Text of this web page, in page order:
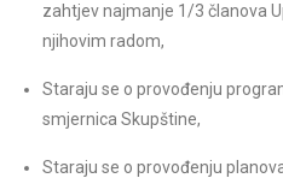
zahtjev najmanje 1/3 članova
njihovim radom,
Staraju se o provođenju
smjernica Skupštine,
Staraju se o provođenju